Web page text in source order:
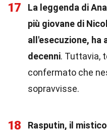
17
La leggenda di
più giovane di
all'esecuzione, ha
decenni. Tuttavia,
confermato che
sopravvisse.
18
Rasputin, il